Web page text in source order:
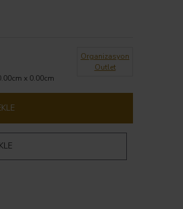
x 0.00cm
Organizasyon
Outlet